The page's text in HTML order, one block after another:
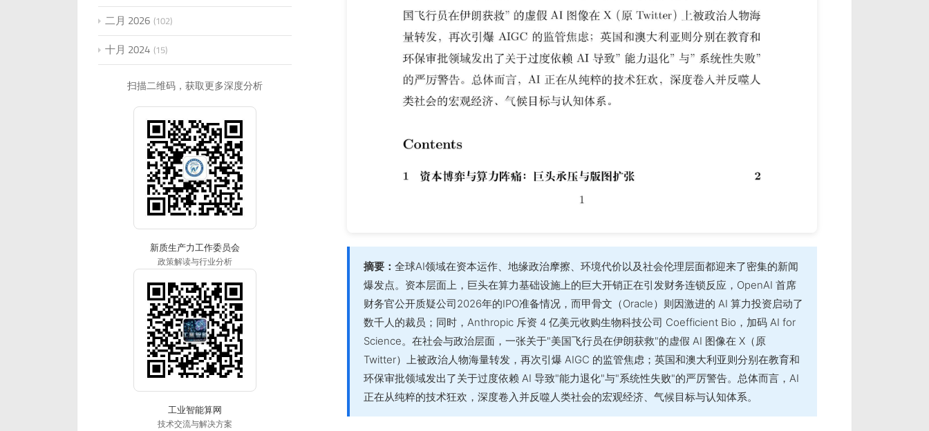
摘要： 全球AI领域在资本运作、地缘政治摩擦、环境代价以及社会伦理层面都迎来了密集的新闻
爆发点。资本层面上，巨头在算力基础设施上的巨大开销正在引发财务连锁反应，OpenAI 首席
财务官公开质疑公司2026年的IPO准备情况，而甲骨文（Oracle）则因激进的 AI 算力投资启动了
数千人的裁员；同时，Anthropic 斥资 4 亿美元收购生物科技公司 Coefficient Bio，加码 AI for
Science。在社会与政治层面，一张关于"美国飞行员在伊朗获救"的虚假 AI 图像在 X（原
Twitter）上被政治人物海量转发，再次引爆 AIGC 的监管焦虑；英国和澳大利亚则分别在教育和
环保审批领域发出了关于过度依赖 AI 导致"能力退化"与"系统性失败"的严厉警告。总体而言，AI
正在从纯粹的技术狂欢，深度卷入并反噬人类社会的宏观经济、气候目标与认知体系。
二月 2026 102
十月 2024 15
扫描二维码，获取更多深度分析
新质生产力工作委员会
政策解读与行业分析
工业智能算网
技术交流与解决方案